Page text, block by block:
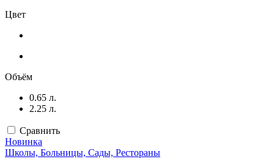
Цвет
Объём
0.65 л.
2.25 л.
Сравнить
Новинка
Школы, Больницы, Сады, Рестораны